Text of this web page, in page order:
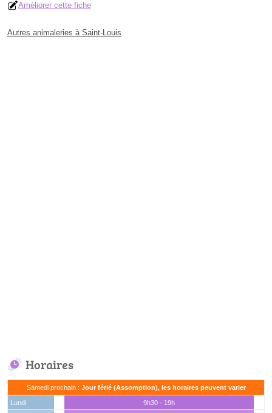
Améliorer cette fiche
Autres animaleries à Saint-Louis
Horaires
Samedi prochain : Jour férié (Assomption), les horaires peuvent varier
Lundi
9h30 - 19h